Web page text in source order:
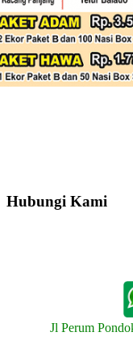
Hubungi Kami
Jl Perum